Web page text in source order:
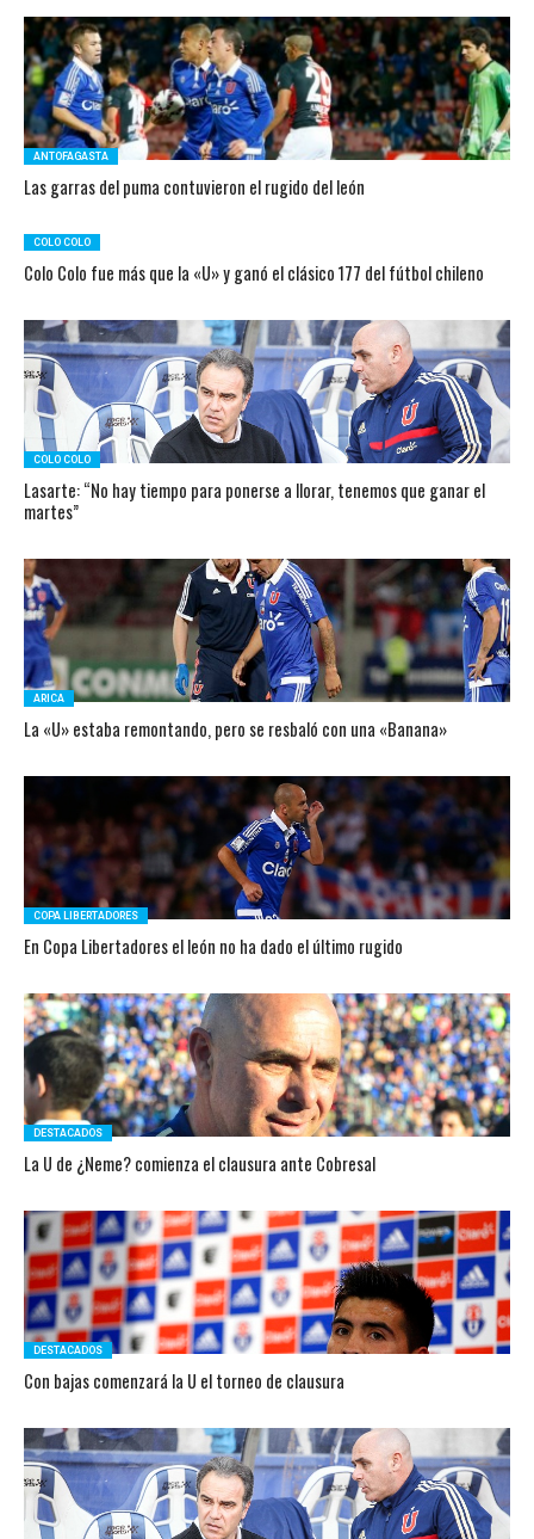
ANTOFAGASTA
Las garras del puma contuvieron el rugido del león
COLO COLO
Colo Colo fue más que la «U» y ganó el clásico 177 del fútbol chileno
COLO COLO
Lasarte: “No hay tiempo para ponerse a llorar, tenemos que ganar el
martes”
ARICA
La «U» estaba remontando, pero se resbaló con una «Banana»
COPA LIBERTADORES
En Copa Libertadores el león no ha dado el último rugido
DESTACADOS
La U de ¿Neme? comienza el clausura ante Cobresal
DESTACADOS
Con bajas comenzará la U el torneo de clausura